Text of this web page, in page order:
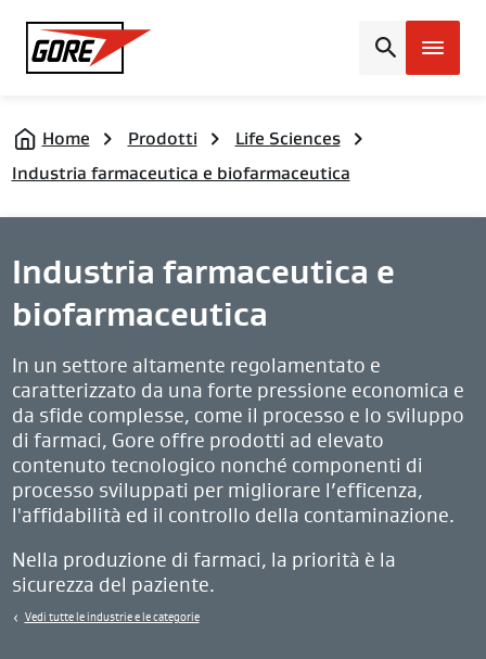
Gore
Home Prodotti
Life Sciences
Industria farmaceutica e biofarmaceutica
Industria farmaceutica e
biofarmaceutica
In un settore altamente regolamentato e
caratterizzato da una forte pressione economica e
da sfide complesse, come il processo e lo sviluppo
di farmaci, Gore offre prodotti ad elevato
contenuto tecnologico nonché componenti di
processo sviluppati per migliorare l’efficenza,
l'affidabilità ed il controllo della contaminazione.
Nella produzione di farmaci, la priorità è la
sicurezza del paziente.
Vedi tutte le industrie e le categorie